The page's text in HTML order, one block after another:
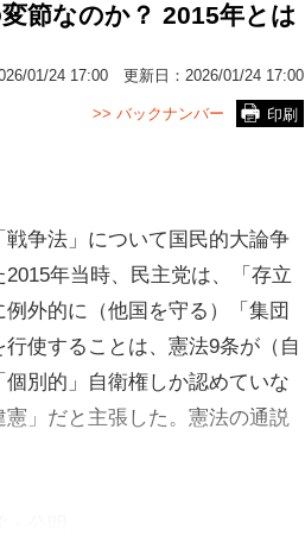
節なのか？ 2015年とは
01/24 17:00 更新日： 2026/01/24 17:00
印刷
>> バックナンバー
争法」について国民的大論争
2015年当時、民主党は、「存立
外的に（他国を守る）「集団
行使することは、憲法9条が（自
個別的」自衛権しか認めていな
憲」だと主張した。憲法の通説